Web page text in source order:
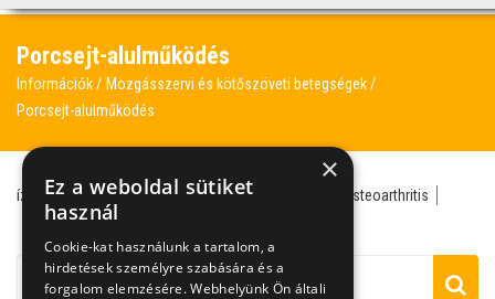
Porcsejt-alulműködés
Információk
Mozgásszervi és kötőszöveti betegségek
Porcsejt-alulműködés
ízületi fájdalom ízületi gyulladás ízületi kopás
osteoarthritis
porcsejt-alulműködés
×
Ez a weboldal sütiket
használ
Cookie-kat használunk a tartalom, a
hirdetések személyre szabására és a
forgalom elemzésére. Webhelyünk Ön általi